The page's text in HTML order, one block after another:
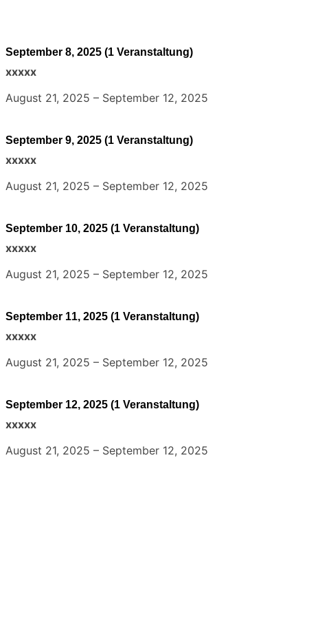
September 8, 2025 (1 Veranstaltung)
xxxxx
August 21, 2025 – September 12, 2025
September 9, 2025 (1 Veranstaltung)
xxxxx
August 21, 2025 – September 12, 2025
September 10, 2025 (1 Veranstaltung)
xxxxx
August 21, 2025 – September 12, 2025
September 11, 2025 (1 Veranstaltung)
xxxxx
August 21, 2025 – September 12, 2025
September 12, 2025 (1 Veranstaltung)
xxxxx
August 21, 2025 – September 12, 2025